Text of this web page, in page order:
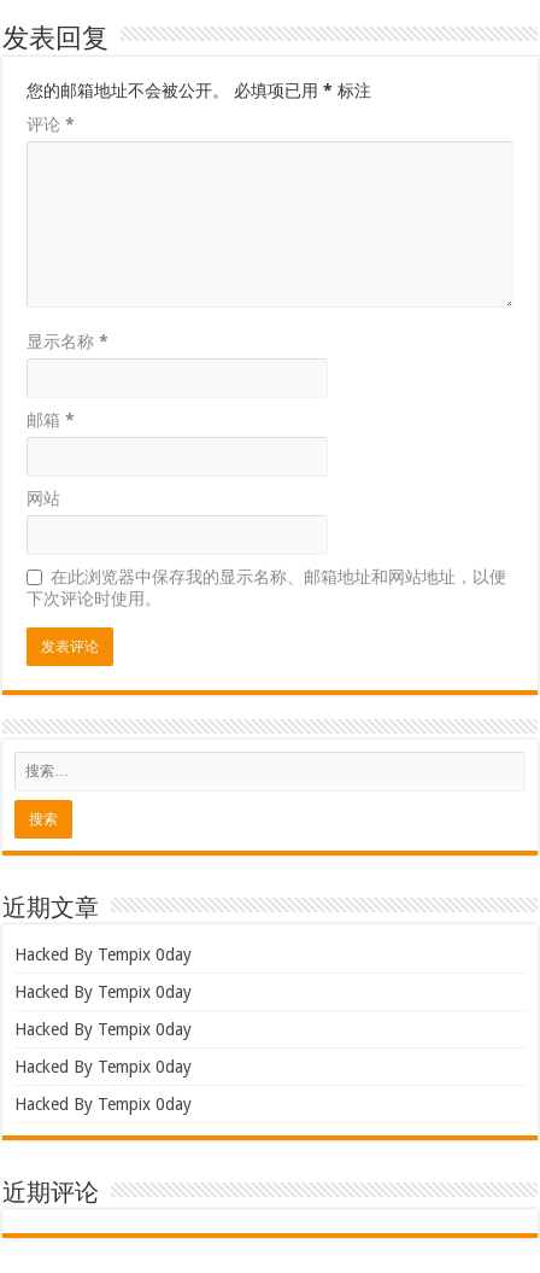
发表回复
您的邮箱地址不会被公开。 必填项已用* 标注
评论*
显示名称*
邮箱*
网站
在此浏览器中保存我的显示名称、邮箱地址和网站地址，以便
下次评论时使用。
近期文章
Hacked By Tempix 0day
Hacked By Tempix 0day
Hacked By Tempix 0day
Hacked By Tempix 0day
Hacked By Tempix 0day
近期评论